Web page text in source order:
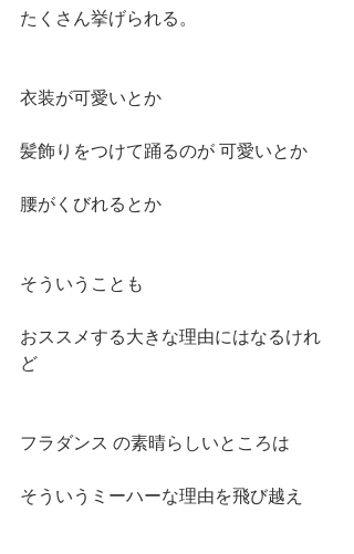
たくさん挙げられる。
衣装が可愛いとか
髪飾りをつけて踊るのが 可愛いとか
腰がくびれるとか
そういうことも
おススメする大きな理由にはなるけれ
ど
フラダンス の素晴らしいところは
そういうミーハーな理由を飛び越え